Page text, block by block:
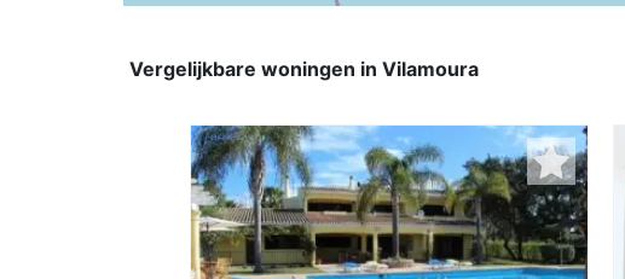
Vergelijkbare woningen in Vilamoura